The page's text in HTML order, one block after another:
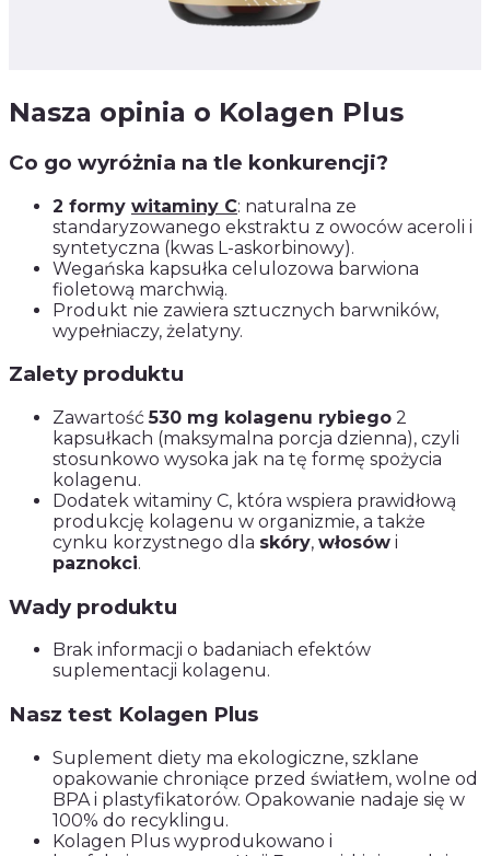
Nasza opinia o Kolagen Plus
Co go wyróżnia na tle konkurencji?
2 formy witaminy C: naturalna ze
standaryzowanego ekstraktu z owoców aceroli i
syntetyczna (kwas L-askorbinowy).
Wegańska kapsułka celulozowa barwiona
fioletową marchwią.
Produkt nie zawiera sztucznych barwników,
wypełniaczy, żelatyny.
Zalety produktu
Zawartość530 mg kolagenu rybiego 2
kapsułkach (maksymalna porcja dzienna), czyli
stosunkowo wysoka jak na tę formę spożycia
kolagenu.
Dodatek witaminy C, która wspiera prawidłową
produkcję kolagenu w organizmie, a także
cynku korzystnego dla skóry, włosów i
paznokci.
Wady produktu
Brak informacji o badaniach efektów
suplementacji kolagenu.
Nasz test Kolagen Plus
Suplement diety ma ekologiczne, szklane
opakowanie chroniące przed światłem, wolne od
BPA i plastyfikatorów. Opakowanie nadaje się w
100% do recyklingu.
Kolagen Plus wyprodukowano i